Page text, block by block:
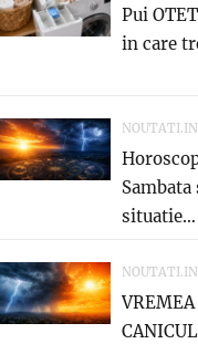
Pui
in care
situatie…